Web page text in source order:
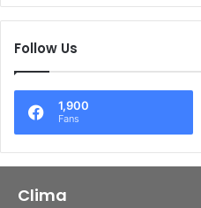
Follow Us
1,900
Fans
Clima